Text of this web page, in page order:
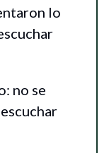
lo
no se